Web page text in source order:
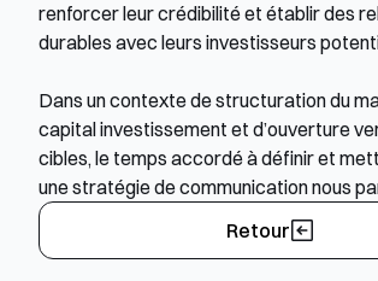
renforcer leur crédibilité et établir des
durables avec leurs investisseurs
Dans un contexte de structuration du
capital investissement et d’ouverture
cibles, le temps accordé à définir et
une stratégie de communication nous
Retour